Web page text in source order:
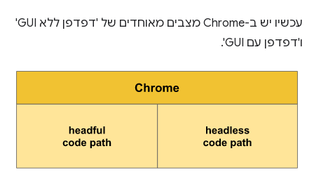
עכשיו יש ב-Chrome מצבים מאוחדים של 'דפדפן ללא GUI'
ו'דפדפן עם GUI'.